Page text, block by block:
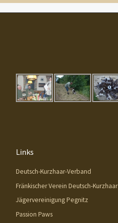
Links
Deutsch-Kurzhaar-Verband
Fränkischer Verein Deutsch-Kurzhaar
Jägervereinigung Pegnitz
Passion Paws